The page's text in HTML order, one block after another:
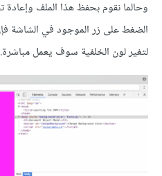
لتغير لون الخلفية سوف يعمل مباشرة.